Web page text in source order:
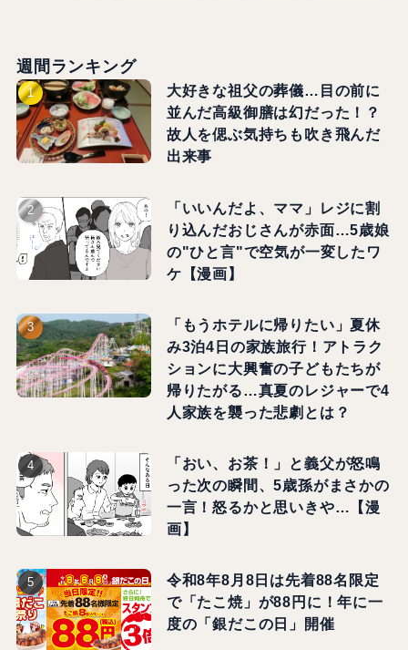
週間ランキング
大好きな祖父の葬儀…目の前に
並んだ高級御膳は幻だった！？
故人を偲ぶ気持ちも吹き飛んだ
出来事
「いいんだよ、ママ」レジに割
り込んだおじさんが赤面…5歳娘
の"ひと言"で空気が一変したワ
ケ【漫画】
「もうホテルに帰りたい」夏休
み3泊4日の家族旅行！アトラク
ションに大興奮の子どもたちが
帰りたがる…真夏のレジャーで4
人家族を襲った悲劇とは？
「おい、お茶！」と義父が怒鳴
った次の瞬間、5歳孫がまさかの
一言！怒るかと思いきや…【漫
画】
令和8年8月8日は先着88名限定
で「たこ焼」が88円に！年に一
度の「銀だこの日」開催